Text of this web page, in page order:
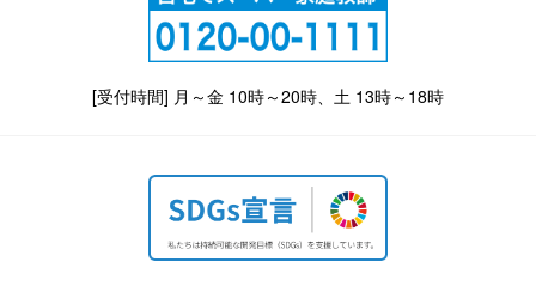
[受付時間] 月～金 10時～20時、土 13時～18時